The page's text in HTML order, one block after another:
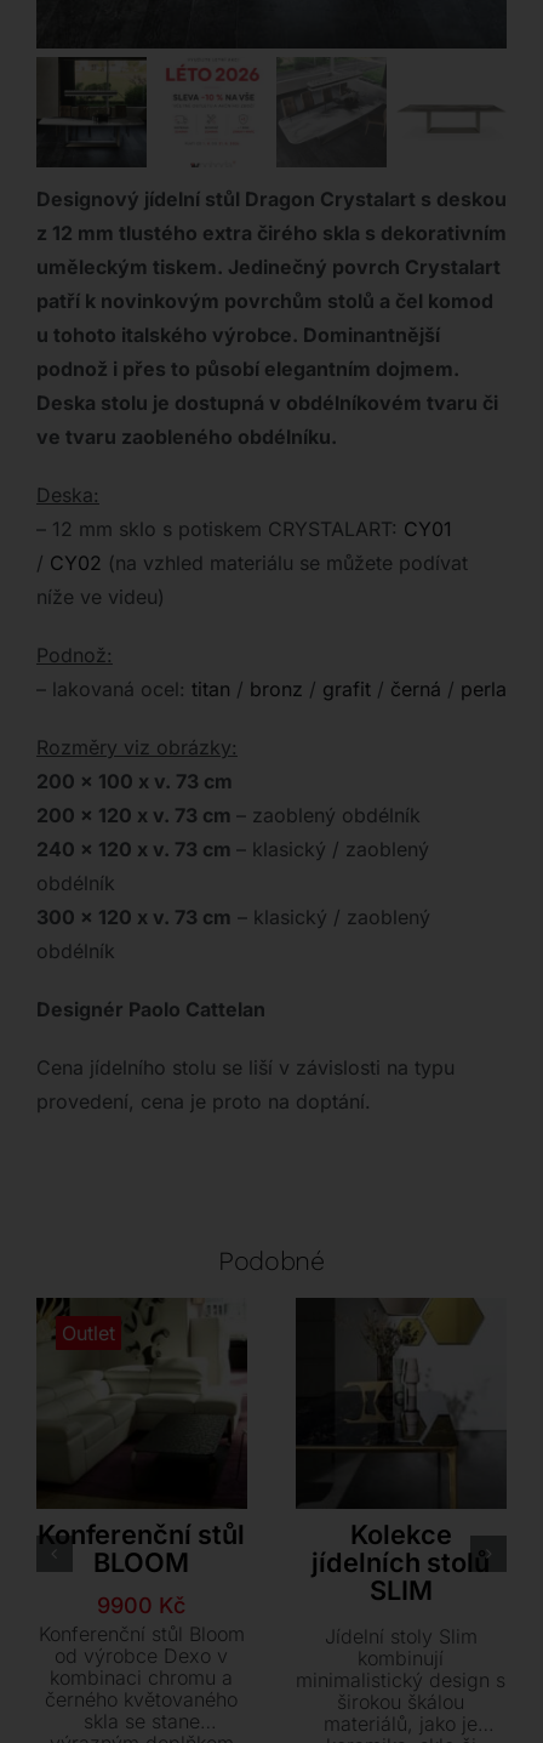
Designový jídelní stůl Dragon Crystalart s deskou
z 12 mm tlustého extra čirého skla s dekorativním
uměleckým tiskem. Jedinečný povrch Crystalart
patří k novinkovým povrchům stolů a čel komod
u tohoto italského výrobce. Dominantnější
podnož i přes to působí elegantním dojmem.
Deska stolu je dostupná v obdélníkovém tvaru či
ve tvaru zaobleného obdélníku.
Deska:
– 12 mm sklo s potiskem CRYSTALART: CY01
/ CY02 (na vzhled materiálu se můžete podívat
níže ve videu)
Podnož:
– lakovaná ocel: titan / bronz / grafit/ černá / perla
Rozměry viz obrázky:
200 x 100 x v. 73 cm
200 x 120 x v. 73 cm – zaoblený obdélník
240 x 120 x v. 73 cm – klasický / zaoblený
obdélník
300 x 120 x v. 73 cm – klasický / zaoblený
obdélník
Designér Paolo Cattelan
Cena jídelního stolu se liší v závislosti na typu
provedení, cena je proto na doptání.
Podobné
Outlet
Konferenční stůl
BLOOM
Původní
cena
byla:
38260 Kč.
9900 Kč
Aktuální
cena
je:
9900 Kč.
Konferenční stůl Bloom
od výrobce Dexo v
kombinaci chromu a
černého květovaného
skla se stane
Kolekce
jídelních stolů
SLIM
Jídelní stoly Slim
kombinují
minimalistický design s
širokou škálou
materiálů, jako je